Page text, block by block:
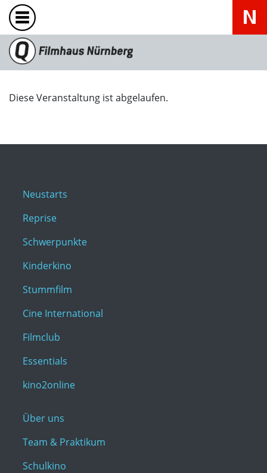
Diese Veranstaltung ist abgelaufen.
Neustarts
Reprise
Schwerpunkte
Kinderkino
Stummfilm
Cine International
Filmclub
Essentials
kino2online
Über uns
Team & Praktikum
Schulkino